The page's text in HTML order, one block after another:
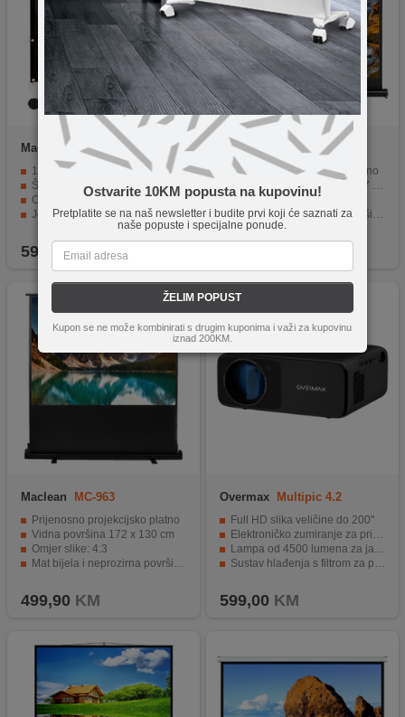
Ostvarite 10KM popusta na kupovinu!
Pretplatite se na naš newsletter i budite prvi koji će saznati za
naše popuste i specijalne ponude.
ŽELIM POPUST
Kupon se ne može kombinirati s drugim kuponima i važi za kupovinu
iznad 200KM.
Maclean MC-168
150" dijagonala (330 x 220), omjer slike (4:3)
Široki kut gledanja od 179°
Crni okvir širine 25 mm
Jednostavna instalacija - kuke i uzice uključene
Idealno za kućno kino, prodajne prezentacije, edukacije itd...
59,90 KM
Maclean MC-961
Prijenosno projekcijsko platno
Veličina ekrana 45" / 96 x 77 cm
Omjer slike 4:3
Mat bijela i neprozirna površina zaslona
Prikladan za različite primjene
Maclean MC-963
Prijenosno projekcijsko platno
Vidna površina 172 x 130 cm
Omjer slike: 4:3
Mat bijela i neprozirna površina zaslona
499,90 KM
Overmax Multipic 4.2
Full HD slika veličine do 200"
Elektroničko zumiranje za prilagodbu veličine projekcije
Lampa od 4500 lumena za jasnu sliku čak i u uvjetima slabog osvjetljenja
Sustav hlađenja s filtrom za prašinu
599,00 KM